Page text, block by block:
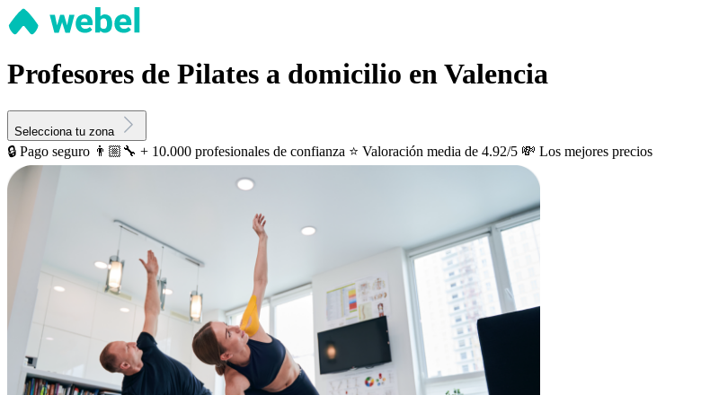
Profesores de Pilates a domicilio en Valencia
Selecciona tu zona
🔒 Pago seguro 👨🏼‍🔧 + 10.000 profesionales de confianza ⭐️ Valoración media de 4.92/5 💸 Los mejores precios